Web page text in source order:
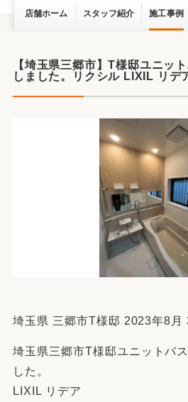
店舗ホーム スタッフ紹介 施工事例
【埼玉県三郷市】T様邸ユニッ
しました。リクシル LIXIL リデ
埼玉県 三郷市T様邸 2023年8月
埼玉県三郷市T様邸ユニットバ
した。
LIXIL リデア